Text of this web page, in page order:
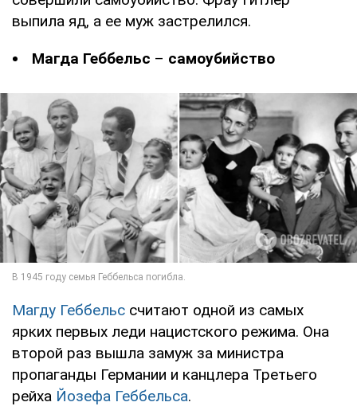
выпила яд, а ее муж застрелился.
Магда Геббельс – самоубийство
Магду Геббельс считают одной из самых
ярких первых леди нацистского режима. Она
второй раз вышла замуж за министра
пропаганды Германии и канцлера Третьего
рейха Йозефа Геббельса.